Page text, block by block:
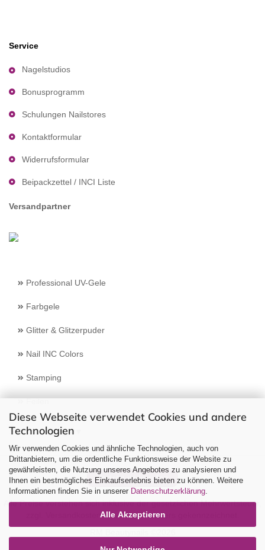
Diese Webseite verwendet Cookies und andere
Technologien
Wir verwenden Cookies und ähnliche Technologien, auch von
Drittanbietern, um die ordentliche Funktionsweise der Website zu
gewährleisten, die Nutzung unseres Angebotes zu analysieren und
Ihnen ein bestmögliches Einkaufserlebnis bieten zu können. Weitere
Informationen finden Sie in unserer Datenschutzerklärung
Alle Akzeptieren
Service
Nagelstudios
Bonusprogramm
Schulungen Nailstores
Kontaktformular
Widerrufsformular
Beipackzettel / INCI Liste
Versandpartner
Professional UV-Gele
Farbgele
Glitter & Glitzerpuder
Nail INC Colors
Stamping
Feilen
Select Language
Vertrag widerrufen
Alle Preise verstehen sich inklusive der gesetzlichen Mehrwertsteuer,
Versandkostensoweit nicht anders gekennzeichnet.